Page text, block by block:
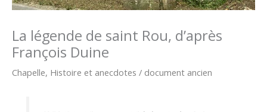
La légende de saint Rou, d’après
François Duine
Chapelle, Histoire et anecdotes / document ancien